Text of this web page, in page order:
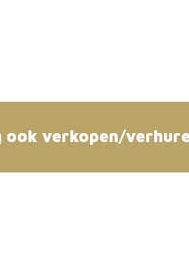
ook verkopen/